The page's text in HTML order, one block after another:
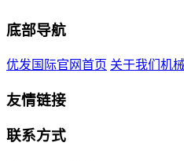
底部导航
优发国际官网首页 关于我们 机
友情链接
联系方式